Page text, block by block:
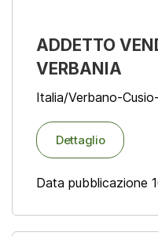
ADDETTO
VERBANIA
Italia/Verbano-
Dettaglio
Data pubblicazione